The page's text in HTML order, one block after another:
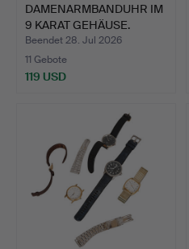
DAMENARMBANDUHR IM
9 KARAT GEHÄUSE.
Beendet 28. Jul 2026
11 Gebote
119 USD